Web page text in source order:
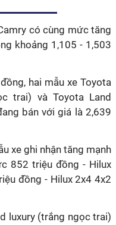
có cùng mức tăng
khoảng 1,105 - 1,503
hai mẫu xe Toyota
trai) và Toyota Land
bán với giá là 2,639
xe ghi nhận tăng mạnh
852 triệu đồng - Hilux
đồng - Hilux 2x4 4x2
luxury (trắng ngọc trai)